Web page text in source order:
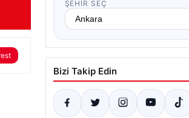
ŞEHIR SEÇ
Bizi Takip Edin